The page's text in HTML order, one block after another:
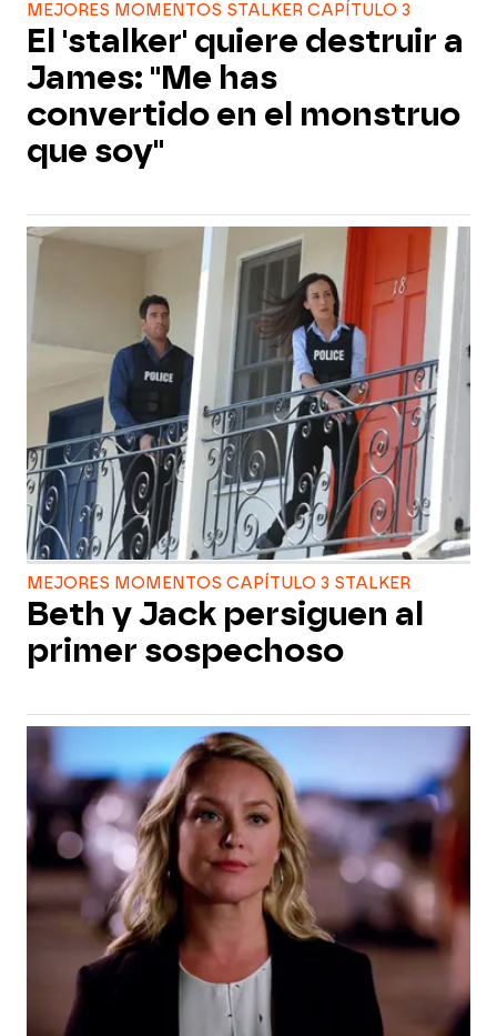
MEJORES MOMENTOS STALKER CAPÍTULO 3
El 'stalker' quiere destruir a
James: "Me has
convertido en el monstruo
que soy"
MEJORES MOMENTOS CAPÍTULO 3 STALKER
Beth y Jack persiguen al
primer sospechoso